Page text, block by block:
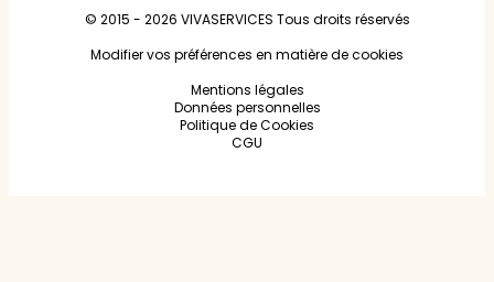
© 2015 - 2026 VIVASERVICES Tous droits réservés
Modifier vos préférences en matière de cookies
Mentions légales
Données personnelles
Politique de Cookies
CGU